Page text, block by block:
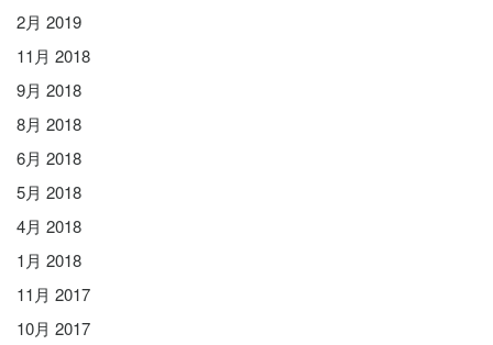
2月 2019
11月 2018
9月 2018
8月 2018
6月 2018
5月 2018
4月 2018
1月 2018
11月 2017
10月 2017